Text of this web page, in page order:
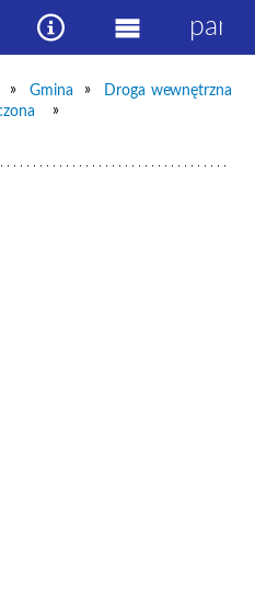
Gmina
Droga wewnętrzna
Narzędzia
Menu
główne
panel